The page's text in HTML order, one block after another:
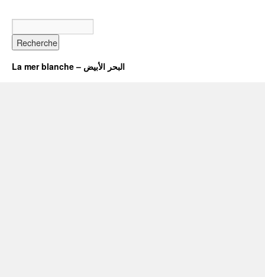
La mer blanche – البحر الأبيض